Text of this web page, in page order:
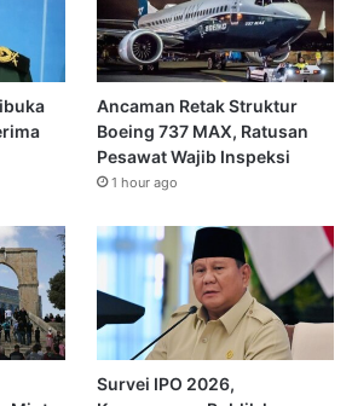
Ancaman Retak Struktur
Boeing 737 MAX, Ratusan
Pesawat Wajib Inspeksi
1 hour ago
Survei IPO 2026,